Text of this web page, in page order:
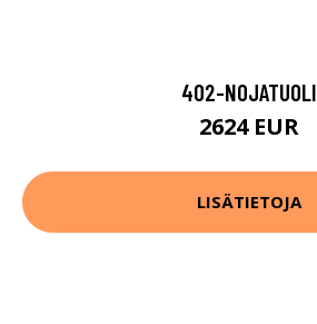
402-NOJATUOLI
2624 EUR
LISÄTIETOJA